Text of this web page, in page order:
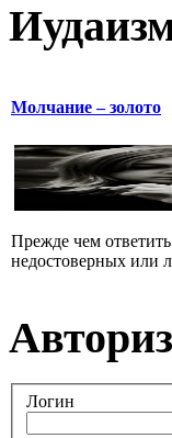
Молчание – золото
Прежде чем
недостоверных или
Логин